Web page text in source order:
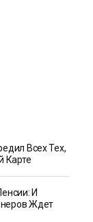
Всех Тех,
Карте
И
Ждет